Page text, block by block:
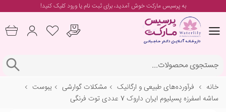
به پرسیس مارکت خوش آمدید، برایثبت نام یا ورودکلیک کنید!
خانه فرآورده‌های طبیعی و ارگانیک مشکلات گوارشی
یبوست
ساشه اسفرزه پسیلیوم ایران داروک 7 عددی توت فرنگی